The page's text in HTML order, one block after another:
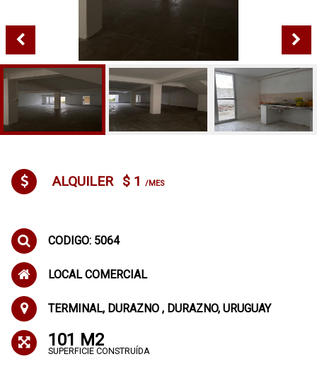
ALQUILER $ 1 /MES
CODIGO: 5064
LOCAL COMERCIAL
TERMINAL, DURAZNO , DURAZNO, URUGUAY
101 M2
SUPERFICIE CONSTRUÍDA